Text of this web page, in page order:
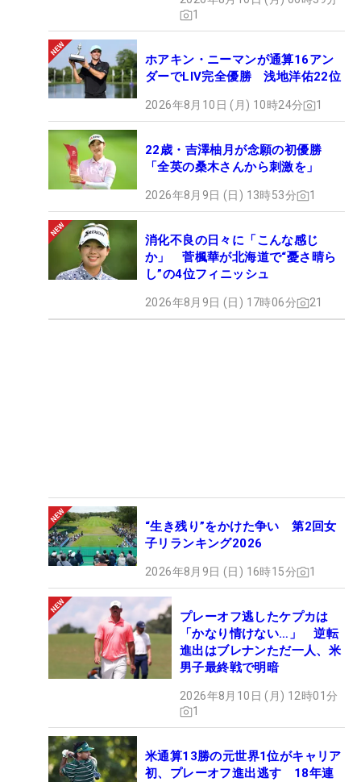
1
ホアキン・ニーマンが通算16アン
ダーでLIV完全優勝 浅地洋佑22位
2026年8月10日 (月) 10時24分 1
22歳・吉澤柚月が念願の初優勝
「全英の桑木さんから刺激を」
2026年8月9日 (日) 13時53分 1
消化不良の日々に「こんな感じ
か」 菅楓華が北海道で“憂さ晴ら
し”の4位フィニッシュ
2026年8月9日 (日) 17時06分 21
“生き残り”をかけた争い 第2回女
子リランキング2026
2026年8月9日 (日) 16時15分 1
プレーオフ逃したケプカは
「かなり情けない…」 逆転
進出はブレナンただ一人、米
男子最終戦で明暗
2026年8月10日 (月) 12時01分
1
米通算13勝の元世界1位がキャリア
初、プレーオフ進出逃す 18年連